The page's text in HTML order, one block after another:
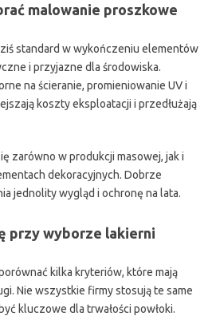
malowanie proszkowe
standard w wykończeniu elementów
i przyjazne dla środowiska.
na ścieranie, promieniowanie UV i
koszty eksploatacji i przedłużają
zarówno w produkcji masowej, jak i
dekoracyjnych. Dobrze
jednolity wygląd i ochronę na lata.
przy wyborze lakierni
kilka kryteriów, które mają
Nie wszystkie firmy stosują te same
kluczowe dla trwałości powłoki.